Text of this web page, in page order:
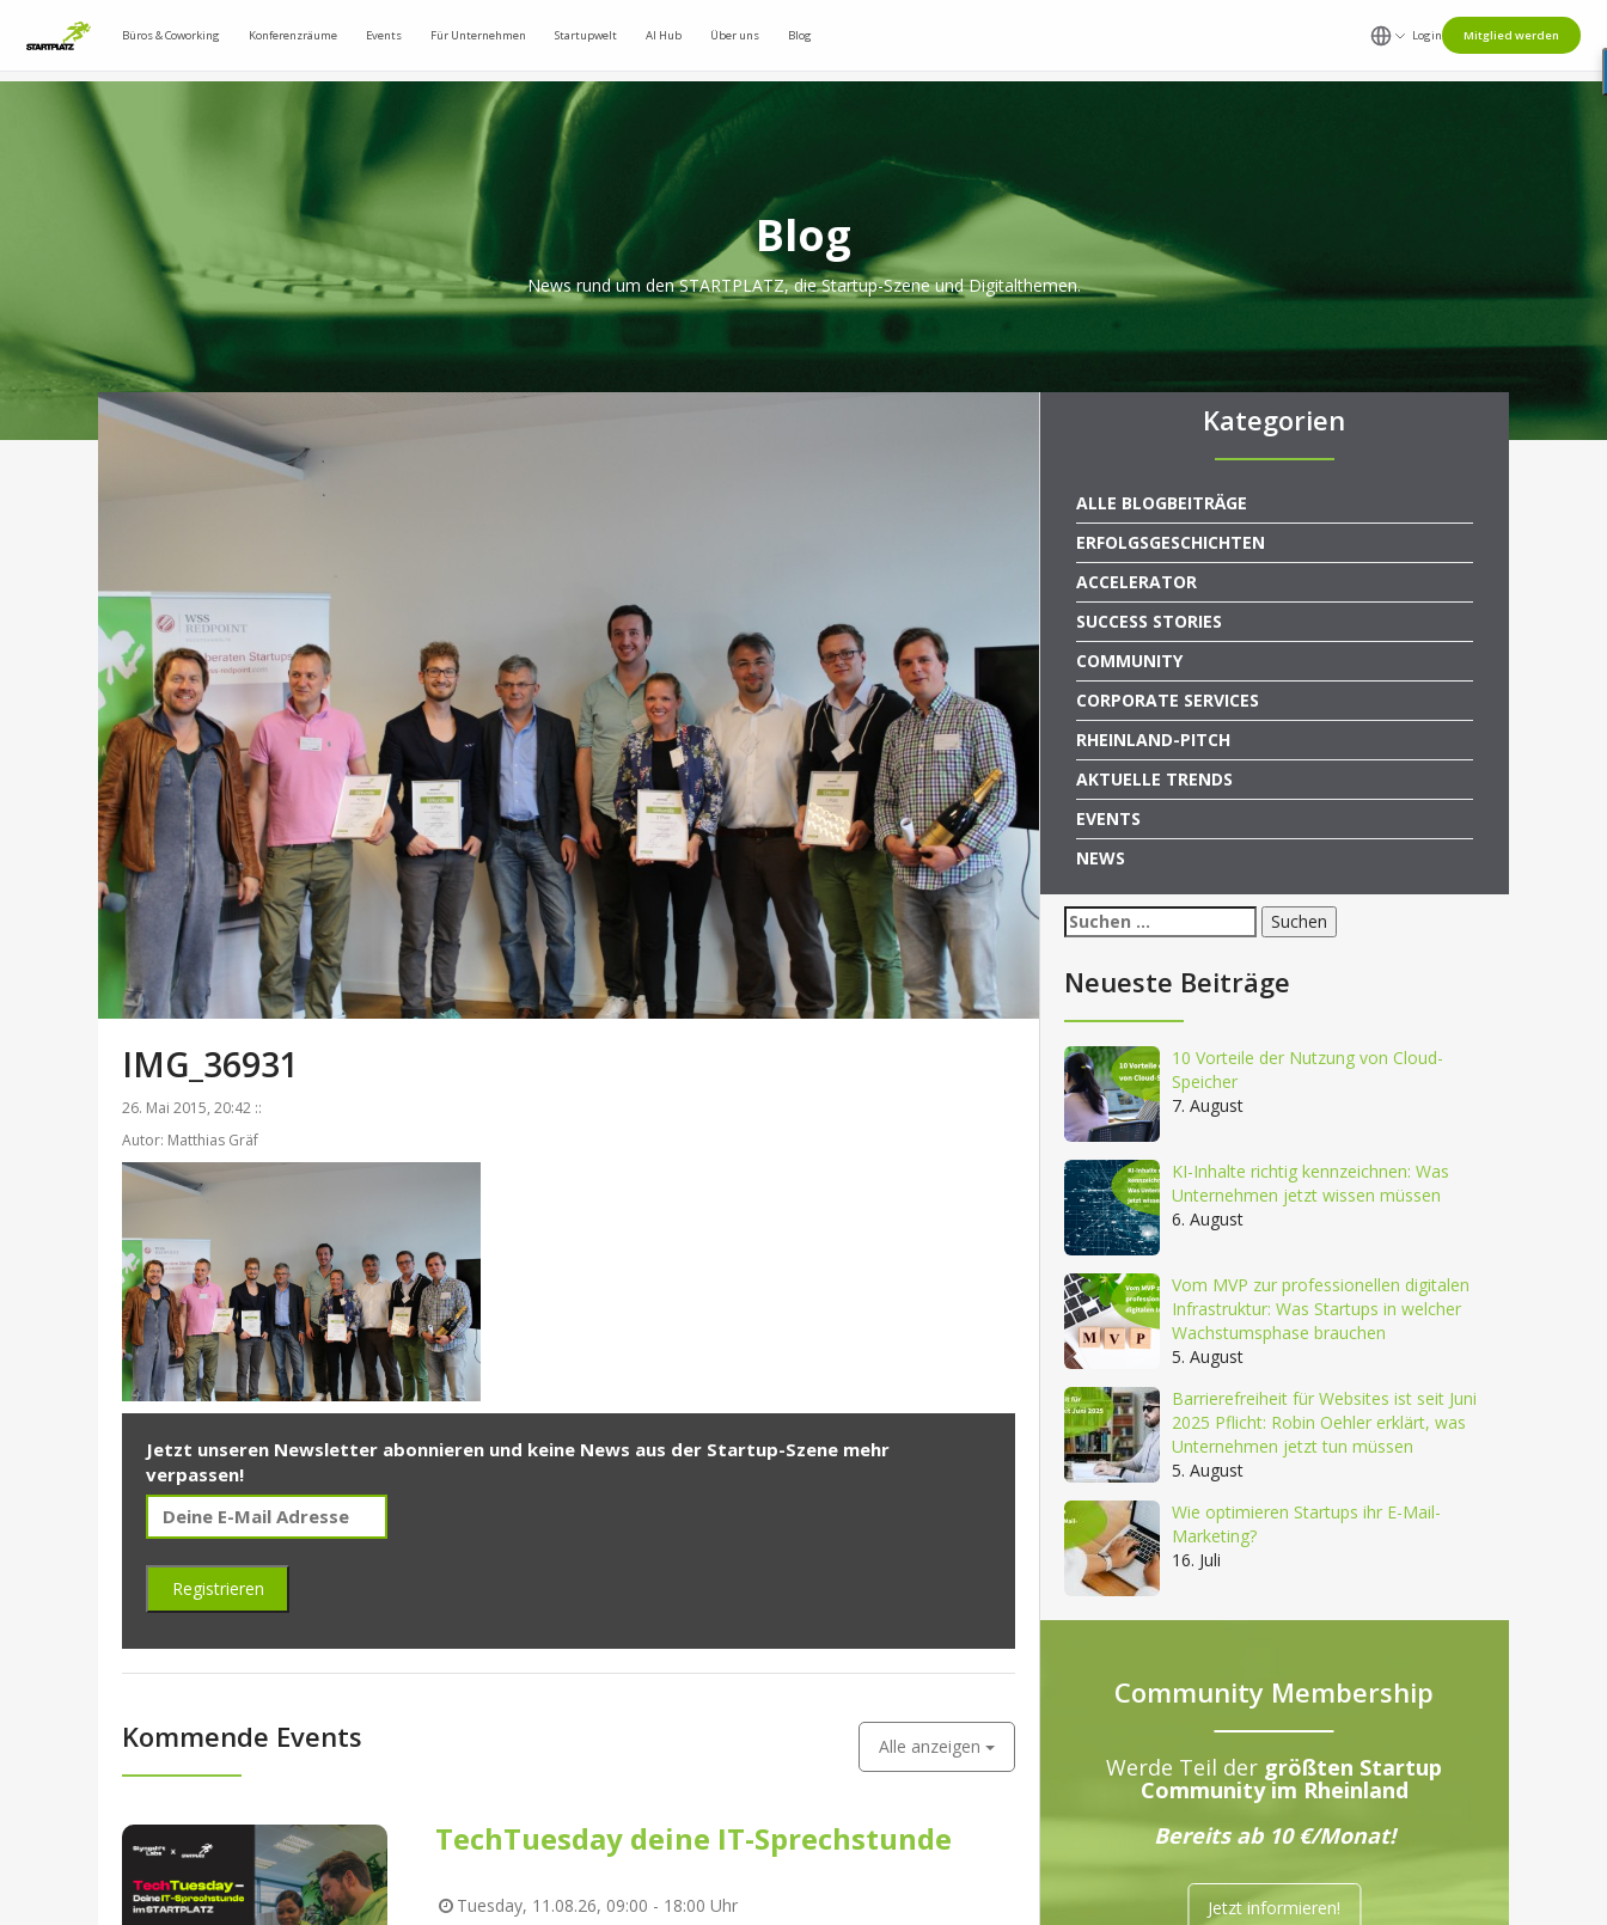
Büros & Coworking Konferenzräume Events Für Unternehmen Startupwelt AI Hub Über uns Blog Login Mitglied werden
Blog
News rund um den STARTPLATZ, die Startup-Szene und Digitalthemen.
IMG_36931
26. Mai 2015, 20:42 ::
Autor: Matthias Gräf
Jetzt unseren Newsletter abonnieren und keine News aus der Startup-Szene mehr
verpassen!
Kommende Events Alle anzeigen
TechTuesday deine IT-Sprechstunde
Tuesday, 11.08.26, 09:00 - 18:00 Uhr
Kategorien
ALLE BLOGBEITRÄGE
ERFOLGSGESCHICHTEN
ACCELERATOR
SUCCESS STORIES
COMMUNITY
CORPORATE SERVICES
RHEINLAND-PITCH
AKTUELLE TRENDS
EVENTS
NEWS
Suchen
nach:
Neueste Beiträge
10 Vorteile der Nutzung von Cloud-
Speicher
7. August
KI-Inhalte richtig kennzeichnen: Was
Unternehmen jetzt wissen müssen
6. August
Vom MVP zur professionellen digitalen
Infrastruktur: Was Startups in welcher
Wachstumsphase brauchen
5. August
Barrierefreiheit für Websites ist seit Juni
2025 Pflicht: Robin Oehler erklärt, was
Unternehmen jetzt tun müssen
5. August
Wie optimieren Startups ihr E-Mail-
Marketing?
16. Juli
Community Membership
Werde Teil der größten Startup
Community im Rheinland
Bereits ab 10 €/Monat!
Jetzt informieren!